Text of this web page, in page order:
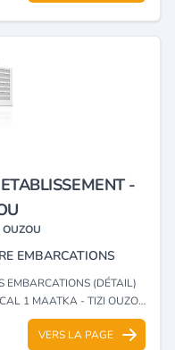
-
EMBARCATIONS
EMBARCATIONS (DÉTAIL)
1 MAATKA - TIZI OUZOU
VERS LA PAGE